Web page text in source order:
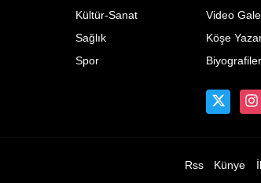
Kültür-Sanat
Sağlık
Spor
Video
Köşe
Biyografiler
Rss Künye